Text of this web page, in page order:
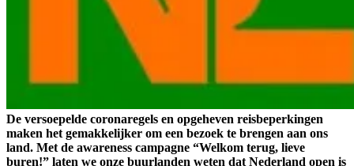
De versoepelde coronaregels en opgeheven reisbeperkingen
maken het gemakkelijker om een bezoek te brengen aan ons
land. Met de awareness campagne “Welkom terug, lieve
buren!” laten we onze buurlanden weten dat Nederland open is